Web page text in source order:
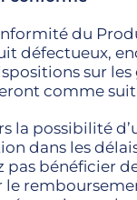
du
défectueux,
sur les
comme suit
la possibilité
dans les
pas bénéficier
le